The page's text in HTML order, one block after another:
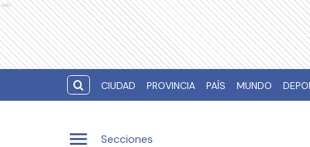
Ads
CIUDAD PROVINCIA PAÍS MUNDO
Secciones